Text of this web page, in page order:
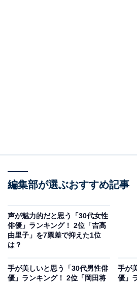
編集部が選ぶおすすめ記事
声が魅力的だと思う「30代女性
俳優」ランキング！ 2位「吉高
由里子」を7票差で抑えた1位
は？
手が美しいと思う「30代男性俳
優」ランキング！ 2位「岡田将
手が
優」